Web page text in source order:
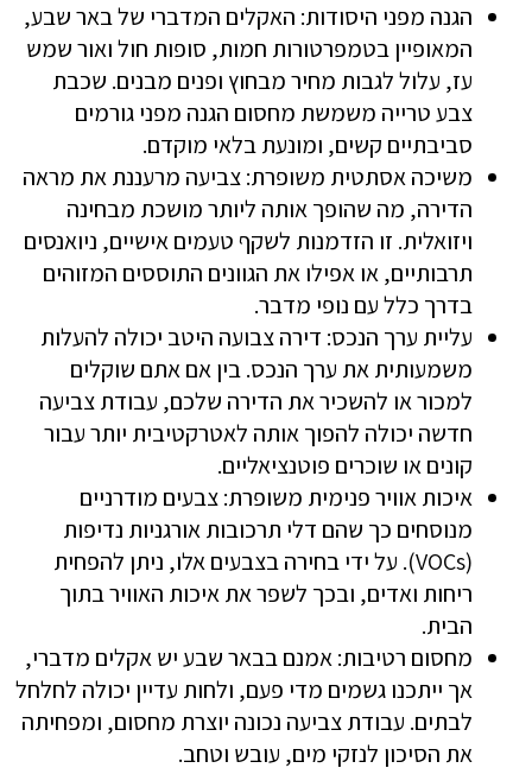
הגנה מפני היסודות: האקלים המדברי של באר שבע,
המאופיין בטמפרטורות חמות, סופות חול ואור שמש
עז, עלול לגבות מחיר מבחוץ ופנים מבנים. שכבת
צבע טרייה משמשת מחסום הגנה מפני גורמים
סביבתיים קשים, ומונעת בלאי מוקדם.
משיכה אסתטית משופרת: צביעה מרעננת את מראה
הדירה, מה שהופך אותה ליותר מושכת מבחינה
ויזואלית. זו הזדמנות לשקף טעמים אישיים, ניואנסים
תרבותיים, או אפילו את הגוונים התוססים המזוהים
בדרך כלל עם נופי מדבר.
עליית ערך הנכס: דירה צבועה היטב יכולה להעלות
משמעותית את ערך הנכס. בין אם אתם שוקלים
למכור או להשכיר את הדירה שלכם, עבודת צביעה
חדשה יכולה להפוך אותה לאטרקטיבית יותר עבור
קונים או שוכרים פוטנציאליים.
איכות אוויר פנימית משופרת: צבעים מודרניים
מנוסחים כך שהם דלי תרכובות אורגניות נדיפות
(VOCs). על ידי בחירה בצבעים אלו, ניתן להפחית
ריחות ואדים, ובכך לשפר את איכות האוויר בתוך
הבית.
מחסום רטיבות: אמנם בבאר שבע יש אקלים מדברי,
אך ייתכנו גשמים מדי פעם, ולחות עדיין יכולה לחלחל
לבתים. עבודת צביעה נכונה יוצרת מחסום, ומפחיתה
את הסיכון לנזקי מים, עובש וטחב.